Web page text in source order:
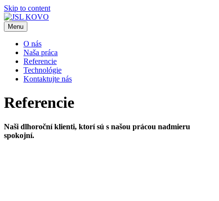
Skip to content
JSL KOVO
JSL KOVO
Menu
O nás
Naša práca
Referencie
Technológie
Kontaktujte nás
Referencie
Naši dlhoroční klienti, ktorí sú s našou prácou nadmieru
spokojní.